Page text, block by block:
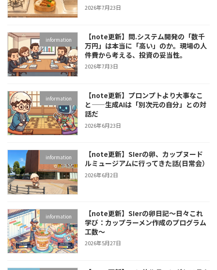
2026年7月23日
information
【note更新】問.システム開発の「数千
万円」は本当に「高い」のか。現場の人
件費から考える、投資の妥当性。
2026年7月3日
information
【note更新】プロンプトより大事なこ
と——生成AIは「別次元の自分」との対
話だ
2026年6月23日
information
【note更新】SIerの卵、カップヌード
ルミュージアムに行ってきた話(日常会）
2026年6月2日
information
【note更新】SIerの卵日記～日々これ
学び：カップラーメン作成のプログラム
工数～
2026年5月27日